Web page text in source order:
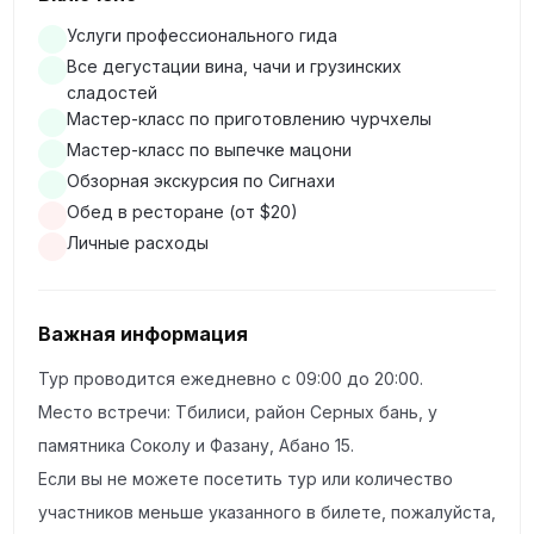
дегустация домашних вин. Здесь у вас будет
возможность попробовать аутентичные кахетинские
вина, изготовленные по древним традициям
местными виноделами. Виноградники региона
которые придают вину исключительный вкус. Вас
также научат готовить традиционную чурчхелу —
что станет отличным сувениром из поездки.
Дегустация традиционных грузинских сладостей —
после Манави вас ждёт дегустация двух знаменитых
грузинских сладостей: чурчхелы и пастели. Эти
лакомства, приготовленные по древним рецептам,
Услуги профессионального гида
Все дегустации вина, чачи и грузинских
сладостей
Мастер-класс по приготовлению чурчхелы
Мастер-класс по выпечке мацони
Обзорная экскурсия по Сигнахи
Обед в ресторане (от $20)
Личные расходы
Важная информация
Тур проводится ежедневно с 09:00 до 20:00.
Место встречи: Тбилиси, район Серных бань, у
памятника Соколу и Фазану, Абано 15.
Если вы не можете посетить тур или количество
участников меньше указанного в билете, пожалуйста,